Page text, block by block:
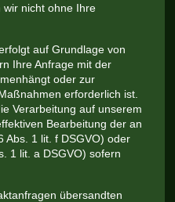
wir nicht ohne Ihre
auf Grundlage von
Ihre Anfrage mit der
oder zur
erforderlich ist.
Verarbeitung auf unserem
Bearbeitung der an
Abs. 1 lit. f DSGVO) oder
1 lit. a DSGVO) sofern
übersandten